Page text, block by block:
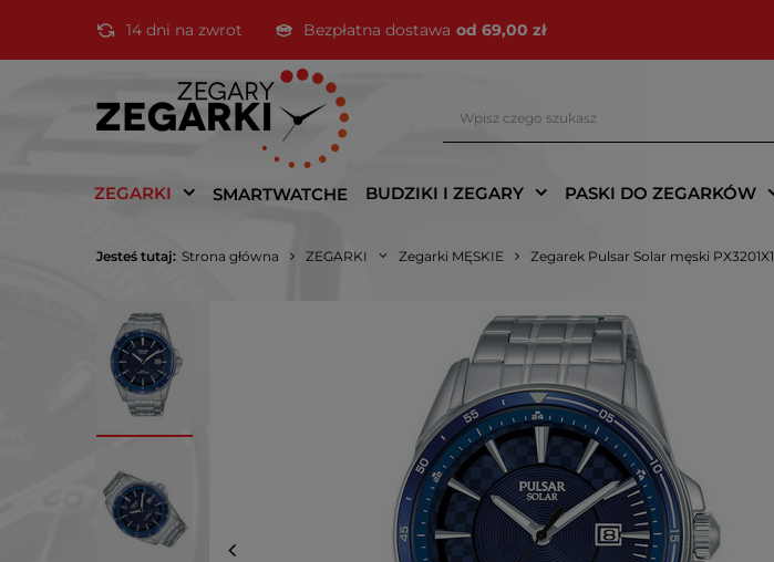
14 dni na zwrot Bezpłatna dostawa od 69,00 zł
ZEGARKI SMARTWATCHE BUDZIKI I ZEGARY PASKI DO ZEGARKÓW
Jesteś tutaj: Strona główna ZEGARKI Zegarki MĘSKIE Zegarek Pulsar Solar męski PX3201X1